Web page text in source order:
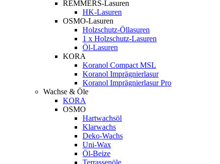
REMMERS-Lasuren
HK-Lasuren
OSMO-Lasuren
Holzschutz-Öllasuren
1 x Holzschutz-Lasuren
Öl-Lasuren
KORA
Koranol Compact MSL
Koranol Imprägnierlasur
Koranol Imprägnierlasur Pro
Wachse & Öle
KORA
OSMO
Hartwachsöl
Klarwachs
Deko-Wachs
Uni-Wax
Öl-Beize
Terrassenöle